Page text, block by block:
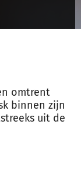
omtrent
binnen zijn
uit de